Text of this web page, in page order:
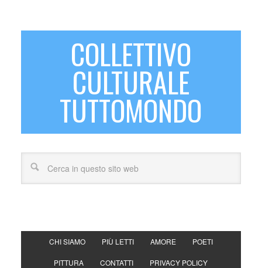
COLLETTIVO
CULTURALE
TUTTOMONDO
CHI SIAMO PIÙ LETTI AMORE POETI
PITTURA CONTATTI PRIVACY POLICY